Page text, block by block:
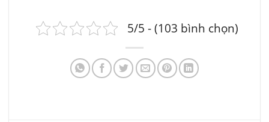
5/5 - (103 bình chọn)